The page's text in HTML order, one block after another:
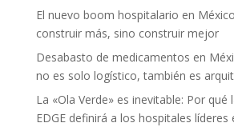
El nuevo boom hospitalario en
construir más, sino construir mejor
Desabasto de medicamentos en
no es solo logístico, también es
La «Ola Verde» es inevitable: Por qué
EDGE definirá a los hospitales líderes